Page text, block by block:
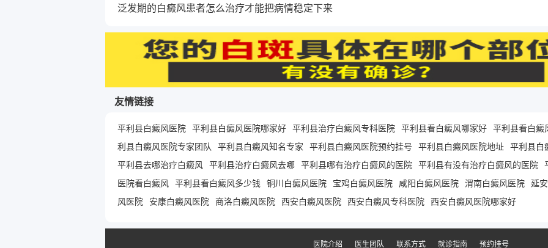
泛发期的白癜风患者怎么治疗才能把病情稳定下来
友情链接
平利县白癜风医院 平利县白癜风医院哪家好 平利县治疗白癜风专科医院 平利县看白癜风哪家好 平利县看白癜
利县白癜风医院专家团队 平利县白癜风知名专家 平利县白癜风医院预约挂号 平利县白癜风医院地址 平利县白
平利县去哪治疗白癜风 平利县治疗白癜风去哪 平利县哪有治疗白癜风的医院 平利县有没有治疗白癜风的医院
医院看白癜风 平利县看白癜风多少钱 铜川白癜风医院 宝鸡白癜风医院 咸阳白癜风医院 渭南白癜风医院 延
风医院 安康白癜风医院 商洛白癜风医院 西安白癜风医院 西安白癜风专科医院 西安白癜风医院哪家好
医院介绍 医生团队 联系方式 就诊指南 预约挂号